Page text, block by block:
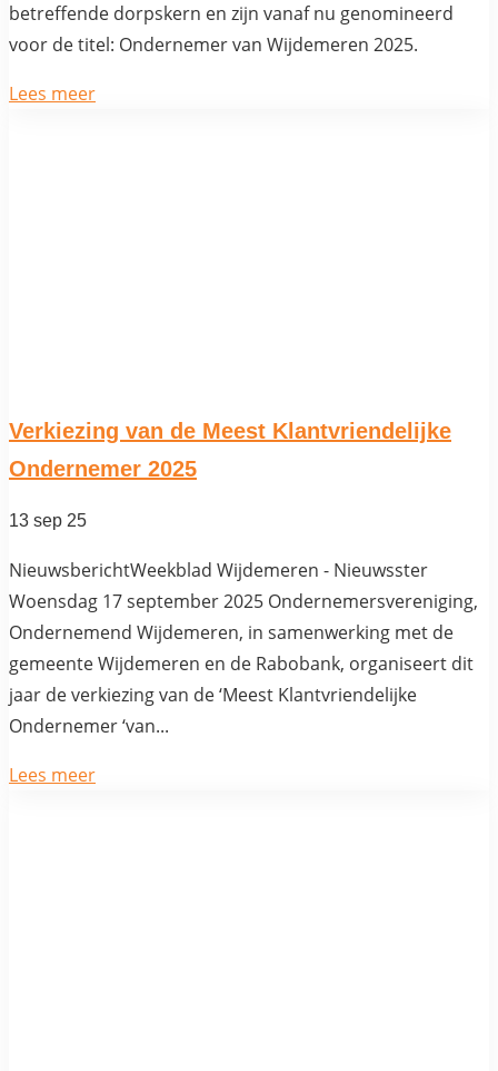
betreffende dorpskern en zijn vanaf nu genomineerd
voor de titel: Ondernemer van Wijdemeren 2025.
Lees meer
Verkiezing van de Meest Klantvriendelijke
Ondernemer 2025
13 sep 25
NieuwsberichtWeekblad Wijdemeren - Nieuwsster
Woensdag 17 september 2025 Ondernemersvereniging,
Ondernemend Wijdemeren, in samenwerking met de
gemeente Wijdemeren en de Rabobank, organiseert dit
jaar de verkiezing van de ‘Meest Klantvriendelijke
Ondernemer ‘van...
Lees meer